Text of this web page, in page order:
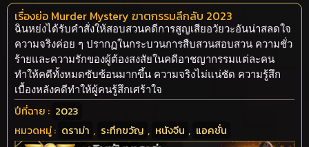
เรื่องย่อ Murder Mystery ฆาตกรรมลึกลับ 2023
ฉินหย่งได้รับคำสั่งให้สอบสวนคดีการสูญเสียอวัยวะอันน่าสลดใจ
ความจริงค่อย ๆ ปรากฏในกระบวนการสืบสวนสอบสวน ความชั่ว
ร้ายและความรักของผู้ต้องสงสัยในคดีอาชญากรรมแต่ละคน
ทำให้คดีทั้งหมดซับซ้อนมากขึ้น ความจริงไม่แน่ชัด ความรู้สึก
เบื้องหลังคดีทำให้ผู้คนรู้สึกเศร้าใจ
ปีที่ฉาย : 2023
หมวดหมู่ : ดราม่า , ระทึกขวัญ , หนังจีน , แอคชั่น